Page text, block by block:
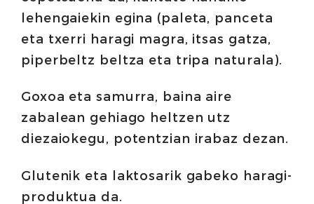
lehengaiekin egina (paleta, panceta
eta txerri haragi magra, itsas gatza,
piperbeltz beltza eta tripa naturala).
Goxoa eta samurra, baina aire
zabalean gehiago heltzen utz
diezaiokegu, potentzian irabaz dezan.
Glutenik eta laktosarik gabeko haragi-
produktua da.